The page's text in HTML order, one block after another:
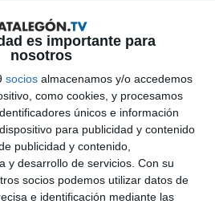
es importante para
nosotros
socios almacenamos y/o accedemos
como cookies, y procesamos
únicos e información
para publicidad y contenido
publicidad y contenido,
y desarrollo de servicios. Con su
socios podemos utilizar datos de
e identificación mediante las